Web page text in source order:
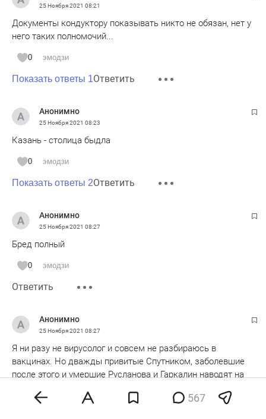
25 Ноября 2021 08:21
Документы кондуктору показывать никто не обязан, нет у
него таких полномочий...
0 эмодзи
Показать ответы 1Ответить
Анонимно
25 Ноября 2021 08:23
Казань - столица быдла
0 эмодзи
Показать ответы 2Ответить
Анонимно
25 Ноября 2021 08:27
Бред полный
0 эмодзи
Ответить
Анонимно
25 Ноября 2021 08:27
Я ни разу не вирусолог и совсем не разбираюсь в
вакцинах. Но дважды привитые Спутником, заболевшие
после этого и умершие Русланова и Гаркалин наводят на
стало известно благодаря их громким именам.
567